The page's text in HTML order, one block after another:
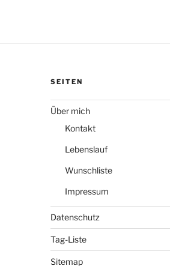
SEITEN
Über mich
Kontakt
Lebenslauf
Wunschliste
Impressum
Datenschutz
Tag-Liste
Sitemap